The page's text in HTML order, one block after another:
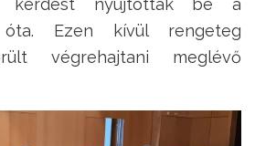
kérdést nyújtottak be a
óta. Ezen kívül rengeteg
végrehajtani meglévő